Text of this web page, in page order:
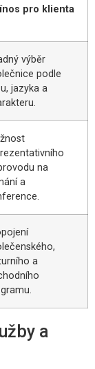
pro klienta
výběr
podle
jazyka a
na
a
a
a